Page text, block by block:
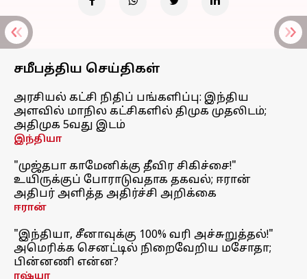
சமீபத்திய செய்திகள்
அரசியல் கட்சி நிதிப் பங்களிப்பு: இந்திய
அளவில் மாநில கட்சிகளில் திமுக முதலிடம்;
அதிமுக 5வது இடம்
இந்தியா
"முஜ்தபா காமேனிக்கு தீவிர சிகிச்சை!"
உயிருக்குப் போராடுவதாக தகவல்; ஈரான்
அதிபர் அளித்த அதிர்ச்சி அறிக்கை
ஈரான்
"இந்தியா, சீனாவுக்கு 100% வரி அச்சுறுத்தல்!"
அமெரிக்க செனட்டில் நிறைவேறிய மசோதா;
பின்னணி என்ன?
ரஷ்யா